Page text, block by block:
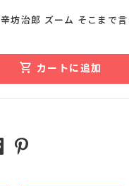
坊治郎 ズーム そこまで
カートに追加